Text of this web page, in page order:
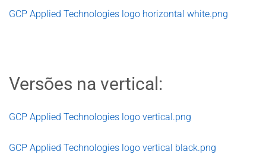
GCP Applied Technologies logo horizontal white.png
Versões na vertical:
GCP Applied Technologies logo vertical.png
GCP Applied Technologies logo vertical black.png